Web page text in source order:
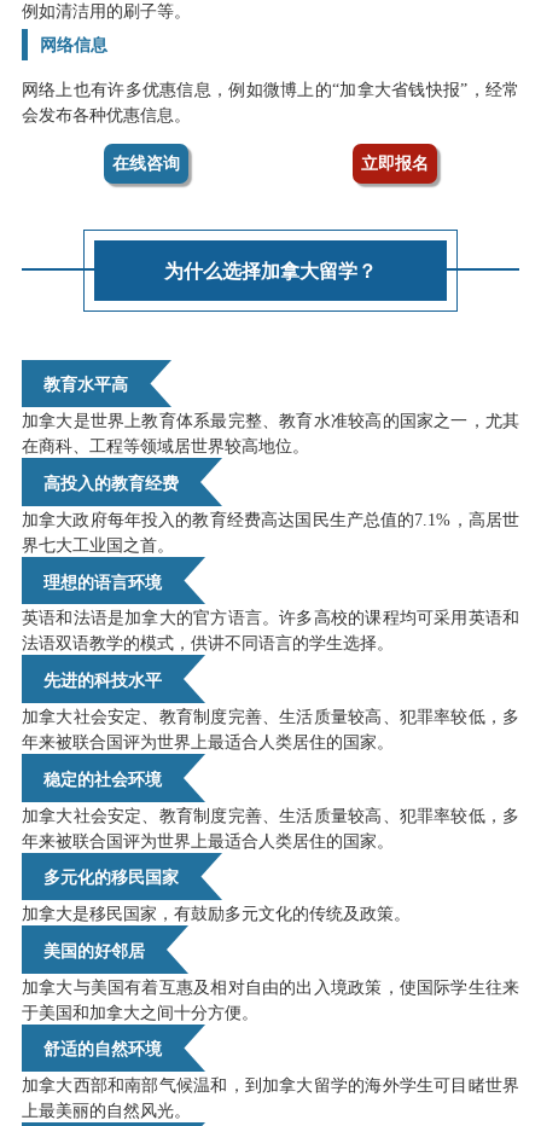
例如清洁用的刷子等。
网络信息
网络上也有许多优惠信息，例如微博上的“加拿大省钱快报”，经常
会发布各种优惠信息。
在线咨询 立即报名
为什么选择加拿大留学？
教育水平高
加拿大是世界上教育体系最完整、教育水准较高的国家之一，尤其
在商科、工程等领域居世界较高地位。
高投入的教育经费
加拿大政府每年投入的教育经费高达国民生产总值的7.1%，高居世
界七大工业国之首。
理想的语言环境
英语和法语是加拿大的官方语言。许多高校的课程均可采用英语和
法语双语教学的模式，供讲不同语言的学生选择。
先进的科技水平
加拿大社会安定、教育制度完善、生活质量较高、犯罪率较低，多
年来被联合国评为世界上最适合人类居住的国家。
稳定的社会环境
加拿大社会安定、教育制度完善、生活质量较高、犯罪率较低，多
年来被联合国评为世界上最适合人类居住的国家 。
多元化的移民国家
加拿大是移民国家，有鼓励多元文化的传统及政策。
美国的好邻居
加拿大与美国有着互惠及相对自由的出入境政策，使国际学生往来
于美国和加拿大之间十分方便。
舒适的自然环境
加拿大西部和南部气候温和，到加拿大留学的海外学生可目睹世界
上最美丽的自然风光。